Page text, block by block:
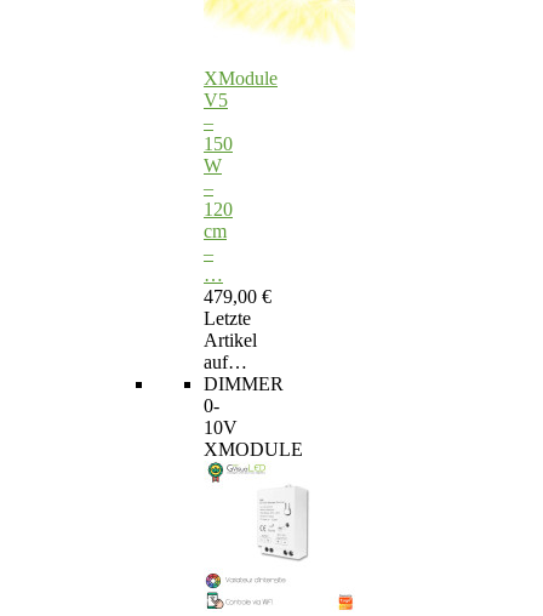
XModule
V5
–
150
W
–
120
cm
–
…
479,00 €
Letzte
Artikel
auf…
DIMMER
0-
10V
XMODULE